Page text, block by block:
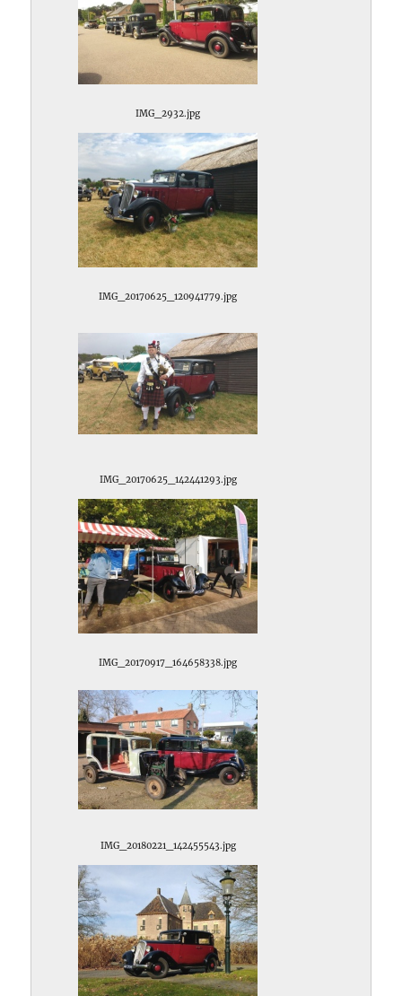
IMG_2932.jpg
IMG_20170625_120941779.jpg
IMG_20170625_142441293.jpg
IMG_20170917_164658338.jpg
IMG_20180221_142455543.jpg